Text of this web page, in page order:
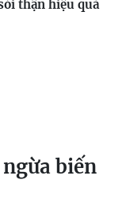
thận hiệu quả
biến